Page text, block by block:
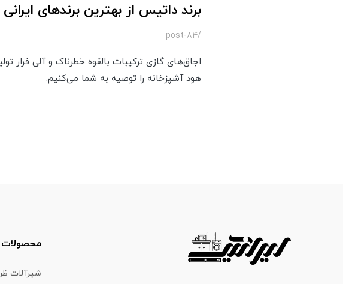
برند داتیس از بهترین برندهای
/post-84
اجاق‌های گازی ترکیبات بالقوه خطرناک و آلی فرار
هود آشپزخانه را توصیه به شما می‌کنیم.
محصولات
شیرآلات